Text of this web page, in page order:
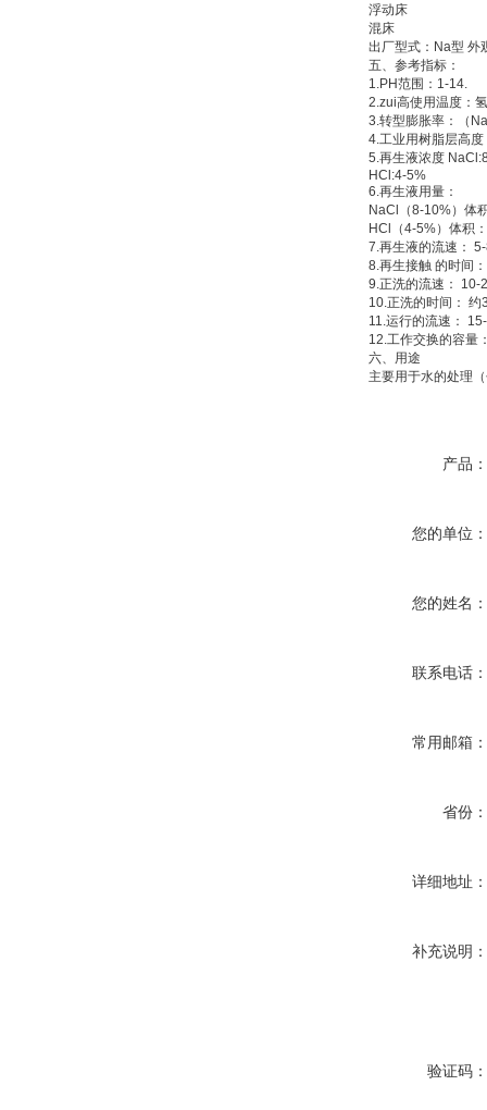
浮动床
混床
出厂型式：Na型 外
五、 参考指标：
1.PH范围：1-14.
2.zui高使用温度：
3.转型膨胀率：（
4.工业用树脂层高度
5.再生液浓度
HCl:4-5%
6.再生液用量：
NaCl（8-10%）体积
HCl（4-5%）体积：
7.再生液的流速： 5-
8.再生接触 的时间：
9.正洗的流速： 10-
10.正洗的时间： 约
11.运行的流速： 15-
12.工作交换的容量
六、 用途
主要用于水的处理（
产品：
您的单位：
您的姓名：
联系电话：
常用邮箱：
省份：
详细地址：
补充说明：
验证码：